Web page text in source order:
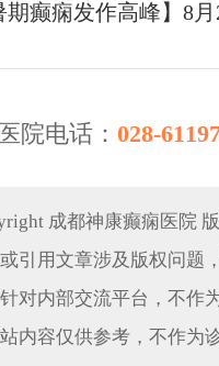
名医周立春博士领衔
期癫痫发作高峰】8
医院电话： 028-
成都神康癫痫医院
引用文章涉及版权问题
对内部交流平台，不作
内容仅供参考，不作为